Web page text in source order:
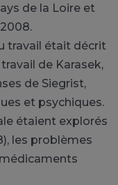
de la Loire et
travail était décrit
de Karasek,
de Siegrist,
et psychiques.
étaient explorés
les problèmes